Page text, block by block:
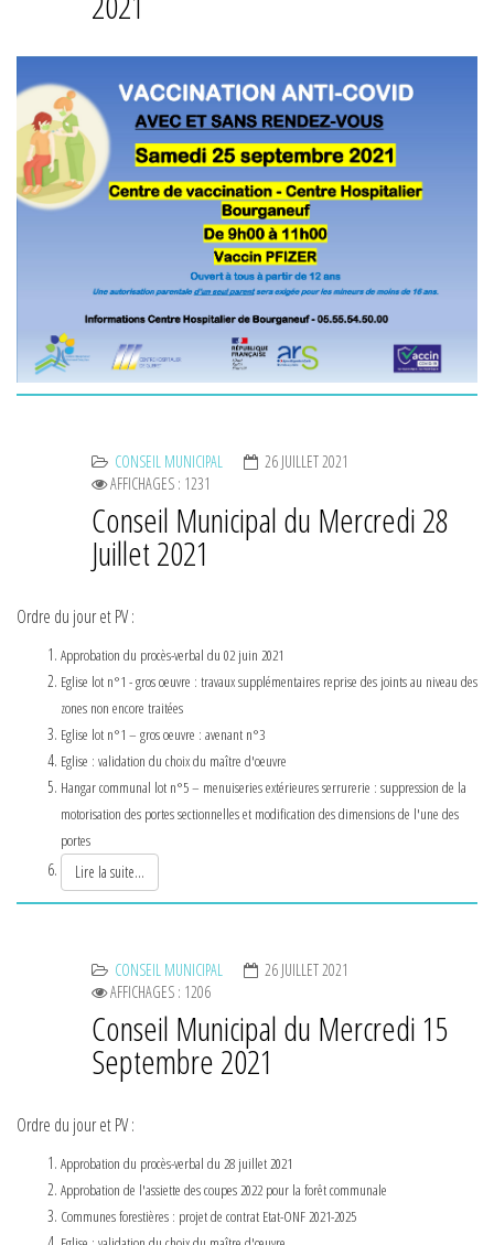
CONSEIL MUNICIPAL
26 JUILLET 2021
AFFICHAGES : 1231
Conseil Municipal du Mercredi 28
Juillet 2021
Ordre du jour et PV :
Approbation du procès-verbal du 02 juin 2021
Eglise lot n°1 - gros oeuvre : travaux supplémentaires reprise des joints au niveau des
zones non encore traitées
Eglise lot n°1 – gros oeuvre : avenant n°3
Eglise : validation du choix du maître d'oeuvre
Hangar communal lot n°5 – menuiseries extérieures serrurerie : suppression de la
motorisation des portes sectionnelles et modification des dimensions de l'une des
portes
Lire la suite...
CONSEIL MUNICIPAL
26 JUILLET 2021
AFFICHAGES : 1206
Conseil Municipal du Mercredi 15
Septembre 2021
Ordre du jour et PV :
Approbation du procès-verbal du 28 juillet 2021
Approbation de l'assiette des coupes 2022 pour la forêt communale
Communes forestières : projet de contrat Etat-ONF 2021-2025